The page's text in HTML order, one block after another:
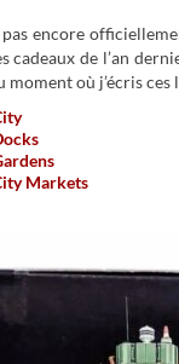
encore
cadeaux de l’an
moment où j’écris
Markets